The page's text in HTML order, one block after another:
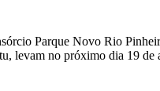
Parque Novo Rio
levam no próximo dia 19